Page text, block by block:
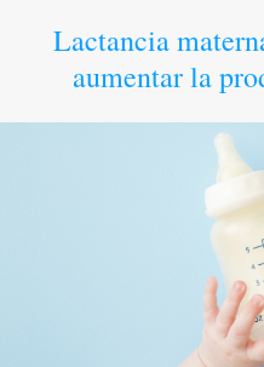
Lactancia
aumentar la